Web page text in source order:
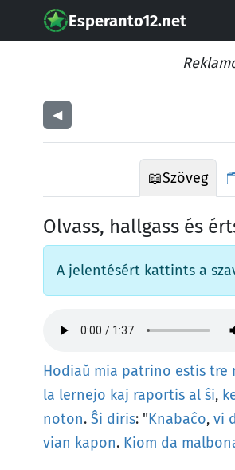
Esperanto12.net
◀︎
📖Szöveg
Olvass, hallgass és
A jelentésért kattints a
Hodiaŭ mia patrino estis tre
la lernejo kaj raportis al ŝi,
noton. Ŝi diris: "Knabaĉo, vi
vian kapon. Kiom da